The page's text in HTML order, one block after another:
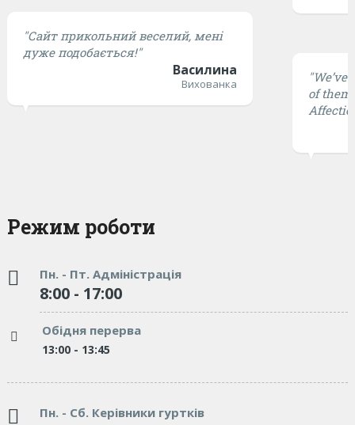
"Сайт прикольний веселий, мені
дуже подобається!"
Василина
Вихованка
of them
Режим роботи
Пн. - Пт. Адміністрація
8:00 - 17:00
Обідня перерва
13:00 - 13:45
Пн. - Сб. Керівники гуртків